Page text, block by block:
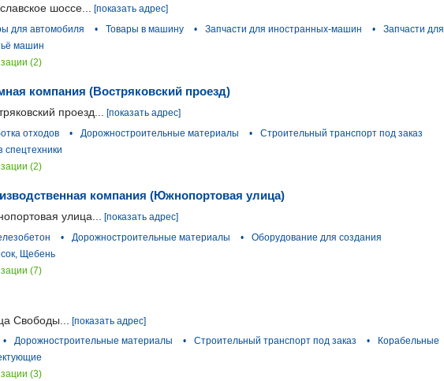
шоссе... [показать адрес]
для автомобиля • Товары в машину • Запчасти для иностранных-машин •
Запчасти для
машин
(2)
компания (Востряковский проезд)
проезд...
[показать адрес]
отходов • Дорожностроительные материалы •
Строительный транспорт под заказ
спецтехники
(2)
компания (Южнопортовая улица)
улица...
[показать адрес]
• Дорожностроительные материалы •
Оборудование для создания
Щебень
(7)
Свободы...
[показать адрес]
• Дорожностроительные материалы • Строительный транспорт под заказ •
Корабельные
(3)